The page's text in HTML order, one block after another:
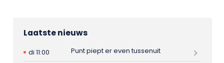
Laatste nieuws
di 11:00
Punt piept er even tussenuit